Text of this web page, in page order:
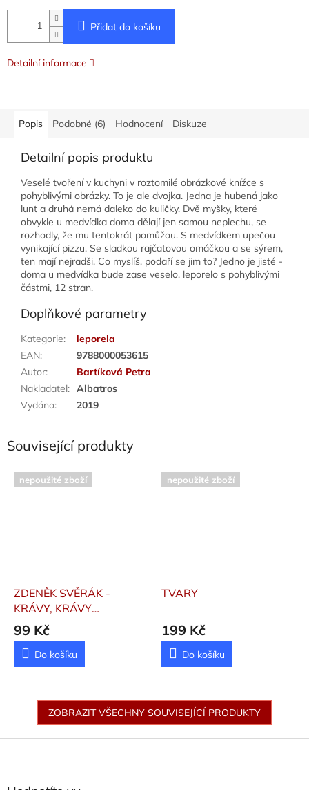
Přidat do košíku
Detailní informace
Popis Podobné (6) Hodnocení Diskuze
Detailní popis produktu
Veselé tvoření v kuchyni v roztomilé obrázkové knížce s
pohyblivými obrázky. To je ale dvojka. Jedna je hubená jako
lunt a druhá nemá daleko do kuličky. Dvě myšky, které
obvykle u medvídka doma dělají jen samou neplechu, se
rozhodly, že mu tentokrát pomůžou. S medvídkem upečou
vynikající pizzu. Se sladkou rajčatovou omáčkou a se sýrem,
ten mají nejradši. Co myslíš, podaří se jim to? Jedno je jisté -
doma u medvídka bude zase veselo. leporelo s pohyblivými
částmi, 12 stran.
Doplňkové parametry
Kategorie:
leporela
EAN:
9788000053615
Autor:
Bartíková Petra
Nakladatel: Albatros
Vydáno: 2019
Související produkty
nepoužité zboží
ZDENĚK SVĚRÁK -
KRÁVY, KRÁVY
(100X100)
Zdeněk
99 Kč
Do košíku
nepoužité zboží
TVARY
199 Kč
Do košíku
ZOBRAZIT VŠECHNY SOUVISEJÍCÍ PRODUKTY